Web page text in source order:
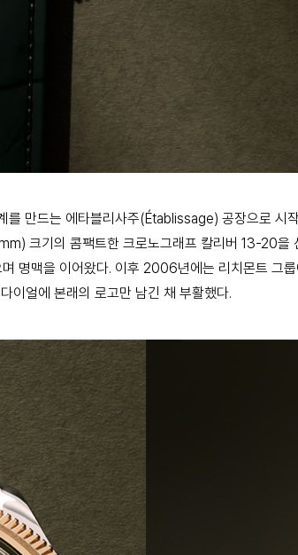
만드는 에타블리사주(Établissage) 공장으로 시
크기의 콤팩트한 크로노그래프 칼리버 13-20을
명맥을 이어왔다. 이후 2006년에는 리치몬트 그
이얼에 본래의 로고만 남긴 채 부활했다.